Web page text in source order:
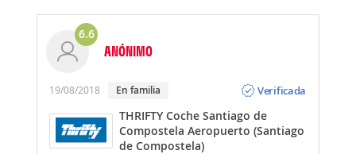
6.6
ANÓNIMO
19/08/2018 En familia
Verificada
THRIFTY Coche Santiago de
Compostela Aeropuerto (Santiago
de Compostela)